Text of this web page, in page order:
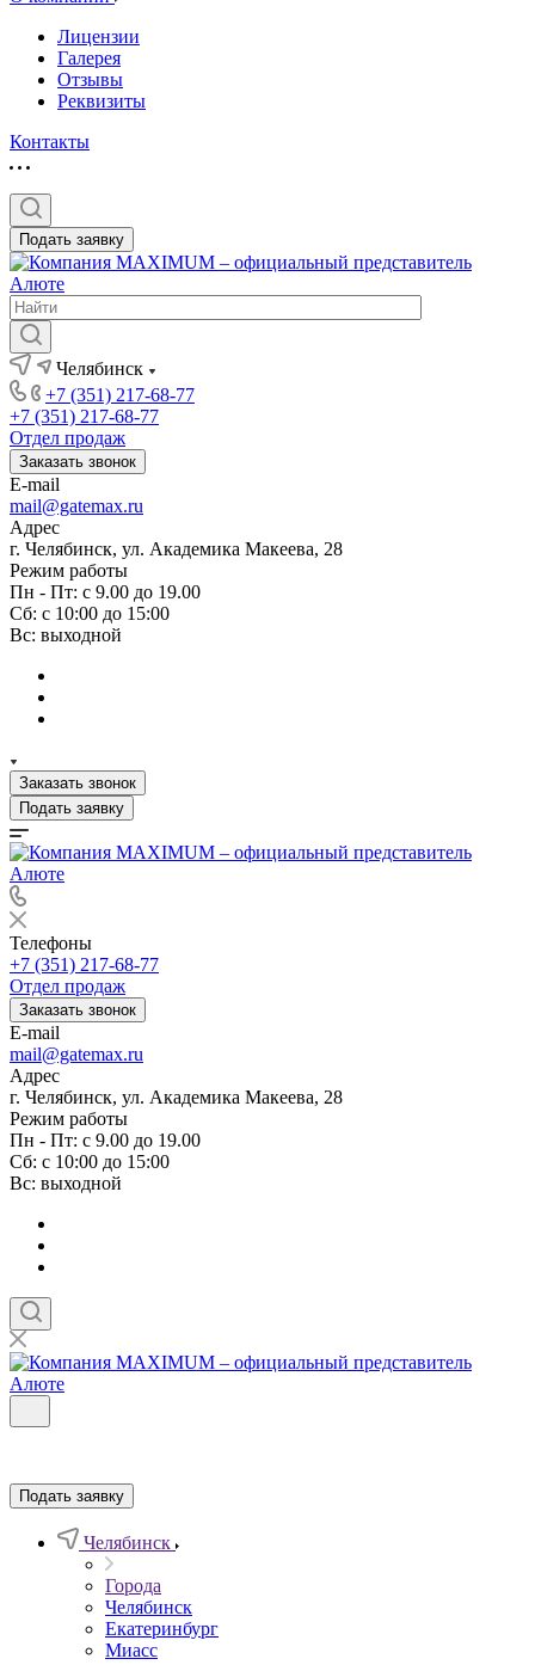
Лицензии
Галерея
Отзывы
Реквизиты
Контакты
Подать заявку
Челябинск
+7 (351) 217-68-77
+7 (351) 217-68-77
Отдел продаж
Заказать звонок
E-mail
mail@gatemax.ru
Адрес
г. Челябинск, ул. Академика Макеева, 28
Режим работы
Пн - Пт: с 9.00 до 19.00
Сб: с 10:00 до 15:00
Вс: выходной
Заказать звонок
Подать заявку
Телефоны
+7 (351) 217-68-77
Отдел продаж
Заказать звонок
E-mail
mail@gatemax.ru
Адрес
г. Челябинск, ул. Академика Макеева, 28
Режим работы
Пн - Пт: с 9.00 до 19.00
Сб: с 10:00 до 15:00
Вс: выходной
Подать заявку
Челябинск
Города
Челябинск
Екатеринбург
Миасс